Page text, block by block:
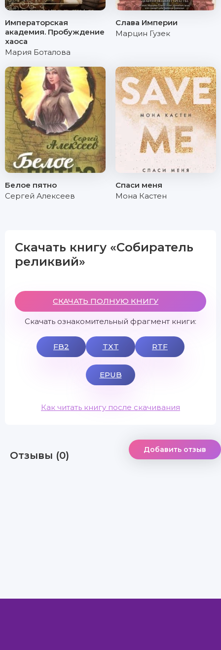
Императорская
академия. Пробуждение
хаоса
Мария Боталова
Слава Империи
Марцин Гузек
Белое пятно
Сергей Алексеев
Спаси меня
Мона Кастен
Скачать книгу «Собиратель
реликвий»
СКАЧАТЬ ПОЛНУЮ КНИГУ
Скачать ознакомительный фрагмент книги:
FB2 TXT RTF
EPUB
Как читать книгу после скачивания
Отзывы (0) Добавить отзыв